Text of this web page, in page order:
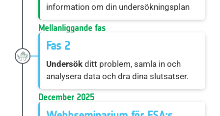
information om din undersökningsplan
Mellanliggande fas
Fas 2
Undersök ditt problem, samla in och
analysera data och dra dina slutsatser.
December 2025